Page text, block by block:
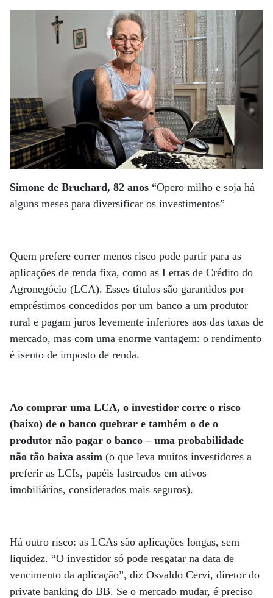
Simone de Bruchard, 82 anos “Opero milho e soja há
alguns meses para diversificar os investimentos”
Quem prefere correr menos risco pode partir para as
aplicações de renda fixa, como as Letras de Crédito do
Agronegócio (LCA). Esses títulos são garantidos por
empréstimos concedidos por um banco a um produtor
rural e pagam juros levemente inferiores aos das taxas de
mercado, mas com uma enorme vantagem: o rendimento
é isento de imposto de renda.
Ao comprar uma LCA, o investidor corre o risco
(baixo) de o banco quebrar e também o de o
produtor não pagar o banco – uma probabilidade
não tão baixa assim (o que leva muitos investidores a
preferir as LCIs, papéis lastreados em ativos
imobiliários, considerados mais seguros).
Há outro risco: as LCAs são aplicações longas, sem
liquidez. “O investidor só pode resgatar na data de
vencimento da aplicação”, diz Osvaldo Cervi, diretor do
private banking do BB. Se o mercado mudar, é preciso